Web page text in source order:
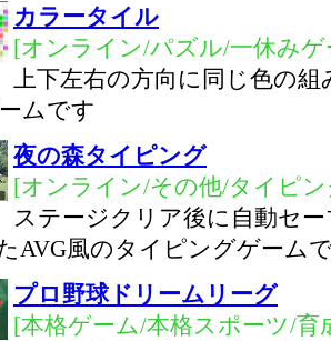
カラータイル
[オンライン/パズル/一休み
上下左右の方向に同じ色の
ムです
夜の森タイピング
[オンライン/その他/タイピ
ステージクリア後に自動セ
AVG風のタイピングゲーム
プロ野球ドリームリーグ
[本格ゲーム/本格スポーツ/育